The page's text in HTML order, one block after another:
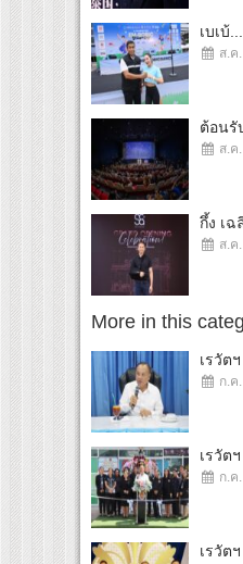
เบเบ้...
ส.ค
ต้อนรั
ส.ค
กึ้ง เฉ
ส.ค
More in this
เรวัต
ก.ค
เรวัต
ก.ค
เรวัต